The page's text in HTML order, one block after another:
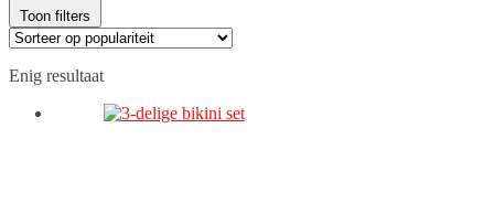
Toon filters
Enig resultaat